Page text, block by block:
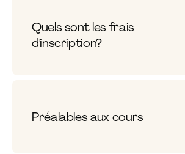
Quels sont les frais
d'inscription?
Préalables aux cours